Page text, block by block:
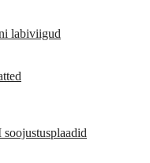
labiviigud